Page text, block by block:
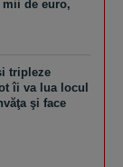
mii de euro,
tripleze
îi va lua locul
şi face